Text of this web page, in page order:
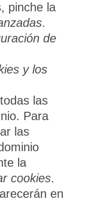
pinche la
.
de
y los
las
Para
las
la
cookies.
en